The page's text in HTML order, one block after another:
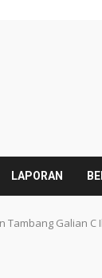
LAPORAN
Tambang Galian C